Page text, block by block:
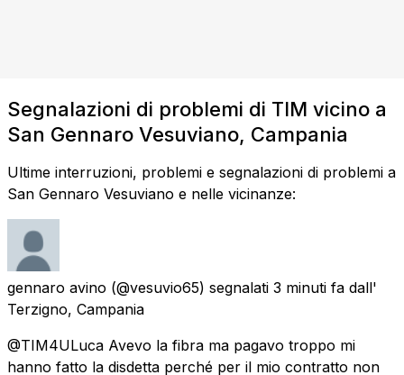
Segnalazioni di problemi di TIM vicino a
San Gennaro Vesuviano, Campania
Ultime interruzioni, problemi e segnalazioni di problemi a
San Gennaro Vesuviano e nelle vicinanze:
gennaro avino (@vesuvio65) segnalati 3 minuti fa dall'
Terzigno, Campania
@TIM4ULuca Avevo la fibra ma pagavo troppo mi
hanno fatto la disdetta perché per il mio contratto non